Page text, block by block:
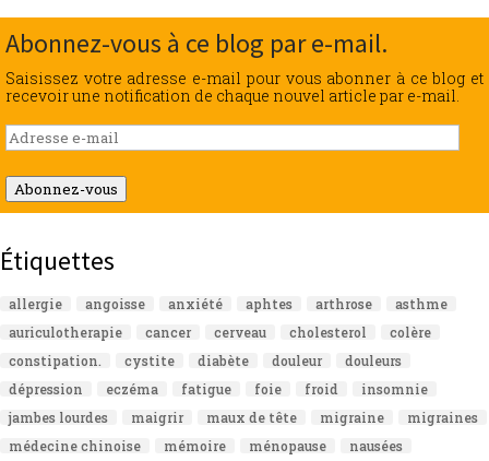
Abonnez-vous à ce blog par e-mail.
Saisissez votre adresse e-mail pour vous abonner à ce blog et
recevoir une notification de chaque nouvel article par e-mail.
Adresse
e-
mail
Abonnez-vous
Étiquettes
allergie angoisse anxiété aphtes arthrose
asthme
auriculotherapie
cancer cerveau cholesterol
colère
constipation.
cystite diabète douleur
douleurs
dépression
eczéma fatigue foie froid
insomnie
jambes lourdes
maigrir maux de tête migraine
migraines
médecine chinoise
mémoire ménopause
nausées